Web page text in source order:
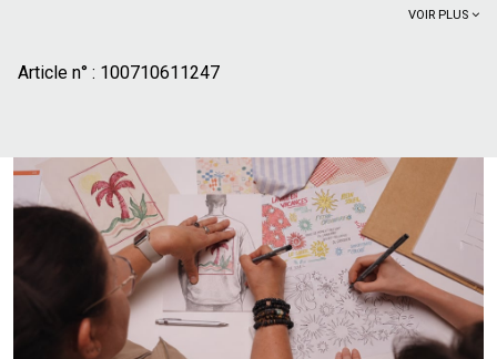
VOIR PLUS
Article n° : 100710611247